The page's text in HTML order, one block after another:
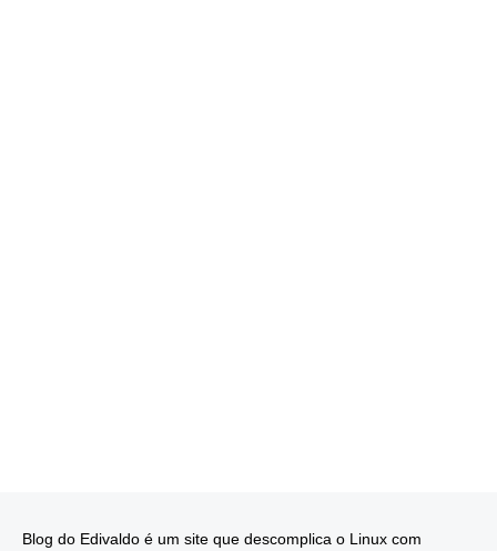
Blog do Edivaldo é um site que descomplica o Linux com